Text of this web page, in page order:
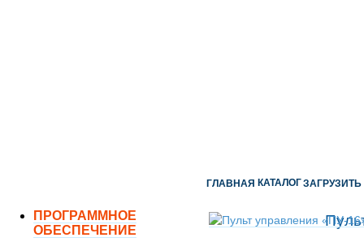
ПРОГРАММНОЕ
ОБЕСПЕЧЕНИЕ
ГЛАВНАЯ КАТАЛОГЗАГРУЗИТЬ